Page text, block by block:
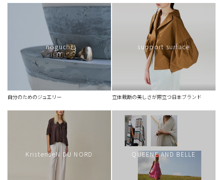
なんなりとお申し付けを
ちょっとした違和感も解消
歩幅の変化で少し世界が変わります
ニガテとトクイのあいだに
パンツにおひれをつけたなら
封を開けるトキメキ
おしゃれは止めない
noguchi
自分のためのジュエリー
support surface
立体裁断の美しさが際立つ日本ブランド
KristenseN DU NORD QUEENE AND BELLE